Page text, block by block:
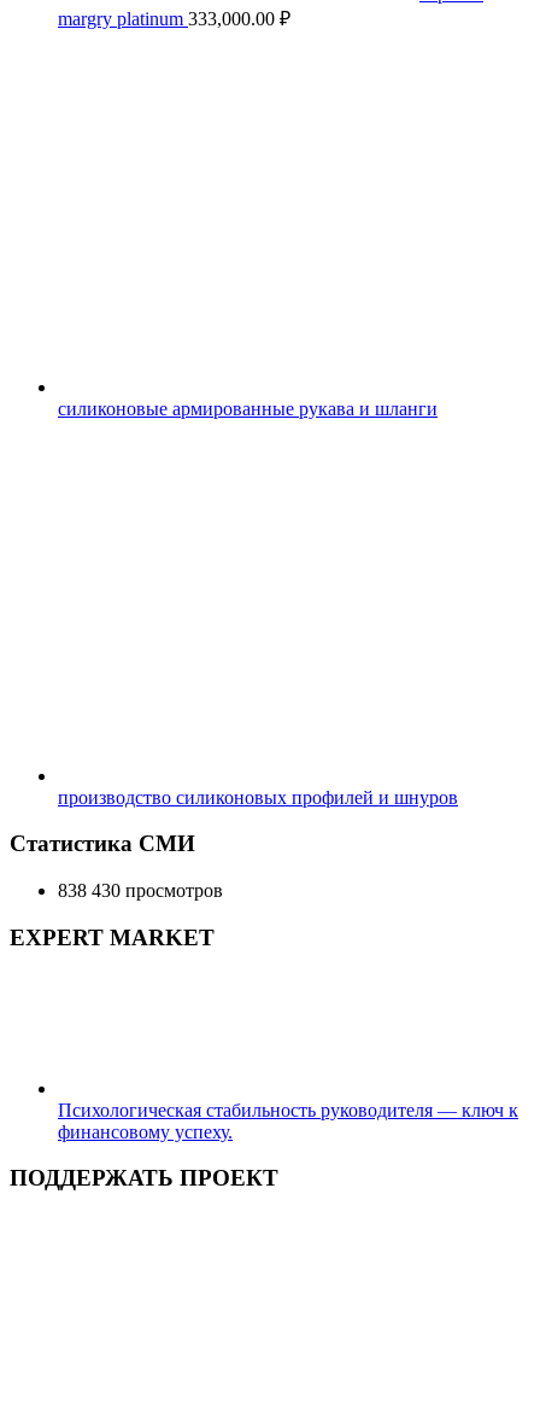
margry platinum 333,000.00 ₽
силиконовые армированные рукава и шланги
производство силиконовых профилей и шнуров
Статистика СМИ
838 430 просмотров
EXPERT MARKET
Психологическая стабильность руководителя — ключ к
финансовому успеху.
ПОДДЕРЖАТЬ ПРОЕКТ